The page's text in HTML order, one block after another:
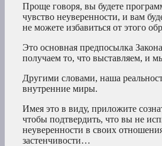
Проще говоря, вы будете
чувство неуверенности, и вам
не можете избавиться от этого
Это основная предпосылка
получаем то, что выставляем, и
Другими словами, наша
внутренние миры.
Имея это в виду, приложите
чтобы подтвердить, что вы не
неуверенности в своих
застенчивости…